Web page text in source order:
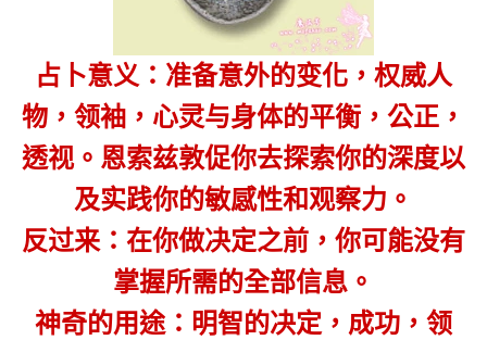
占卜意义：准备意外的变化，权威人
物，领袖，心灵与身体的平衡，公正，
透视。恩索兹敦促你去探索你的深度以
及实践你的敏感性和观察力。
反过来：在你做决定之前，你可能没有
掌握所需的全部信息。
神奇的用途：明智的决定，成功，领